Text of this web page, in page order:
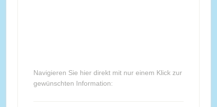
Navigieren Sie hier direkt mit nur einem Klick zur
gewünschten Information: